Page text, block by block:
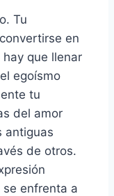
Tu
en
que llenar
egoísmo
tu
del amor
antiguas
de otros.
se enfrenta a